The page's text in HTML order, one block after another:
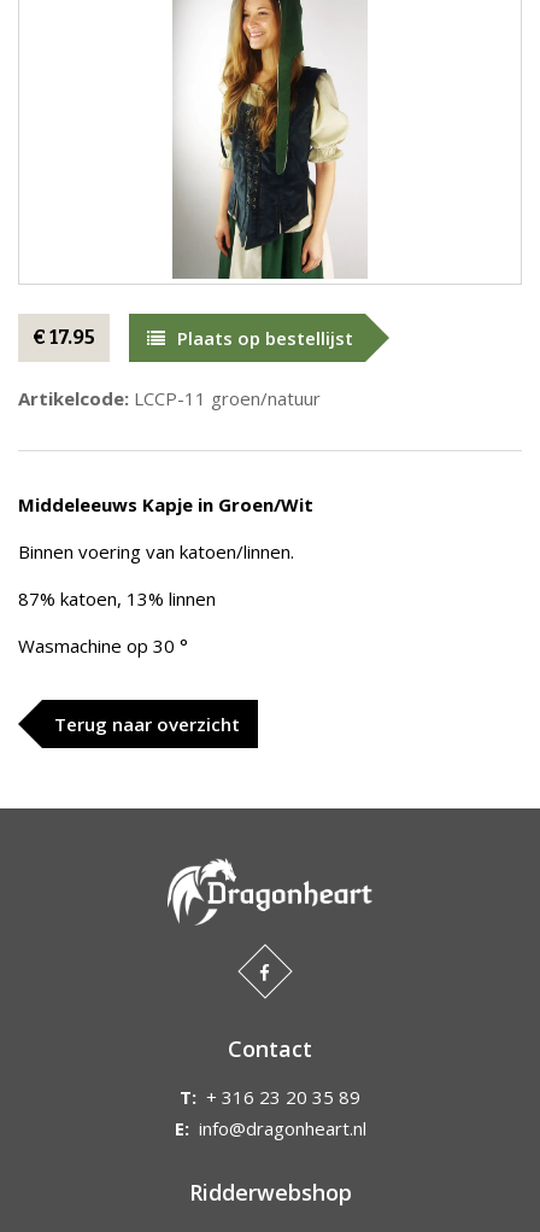
€ 17.95 Plaats op bestellijst
Artikelcode: LCCP-11 groen/natuur
Middeleeuws Kapje in Groen/Wit
Binnen voering van katoen/linnen.
87% katoen, 13% linnen
Wasmachine op 30 °
Terug naar overzicht
Contact
T: + 316 23 20 35 89
E: info@dragonheart.nl
Ridderwebshop